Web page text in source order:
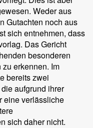
Weder aus
Gutachten noch aus
sich entnehmen, dass
Das Gericht
besonderen
erkennen. Im
bereits zwei
aufgrund ihrer
eine verlässliche
sich daher nicht.